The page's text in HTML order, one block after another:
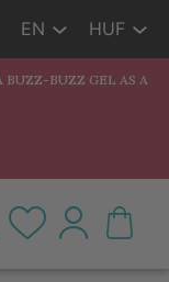
EN HUF
BUZZ-BUZZ GEL AS A